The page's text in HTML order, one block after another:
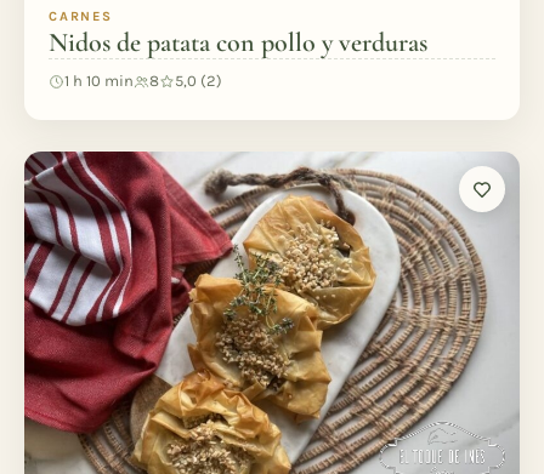
CARNES
Nidos de patata con pollo y verduras
1 h 10 min 8 5,0 (2)